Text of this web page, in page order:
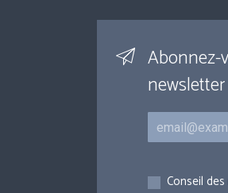
Abonnez-
newsletter
Courriel
Inscriptions
Conseil